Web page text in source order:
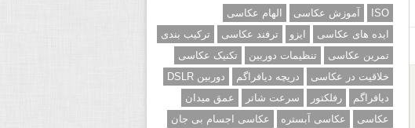
ISO آموزش عکاسی
الهام عکاسی
ایده های عکاسی
ایزو ترفند عکاسی
ترکیب بندی
تمرین عکاسی
تنظیمات دوربین
تکنیک عکاسی
خلاقیت در عکاسی
دریچه دیافراگم
دوربین DSLR
دیافراگم
رفلکتور سرعت شاتر
عمق میدان
عکاسی
عکاسی آبستره
عکاسی اجسام بی جان